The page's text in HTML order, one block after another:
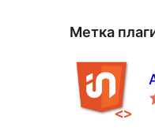
Метка